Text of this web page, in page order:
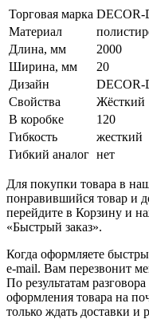
Торговая марка
Материал
Длина, мм
2000
Ширина, мм
20
Дизайн
Свойства
Жёсткий
В коробке
120
Гибкость
жесткий
Гибкий аналог нет
Для покупки товара в
понравившийся товар и
перейдите в Корзину и
«Быстрый заказ».
Когда оформляете
e-mail. Вам перезвонит
По результатам
оформления товара на
только ждать доставки и